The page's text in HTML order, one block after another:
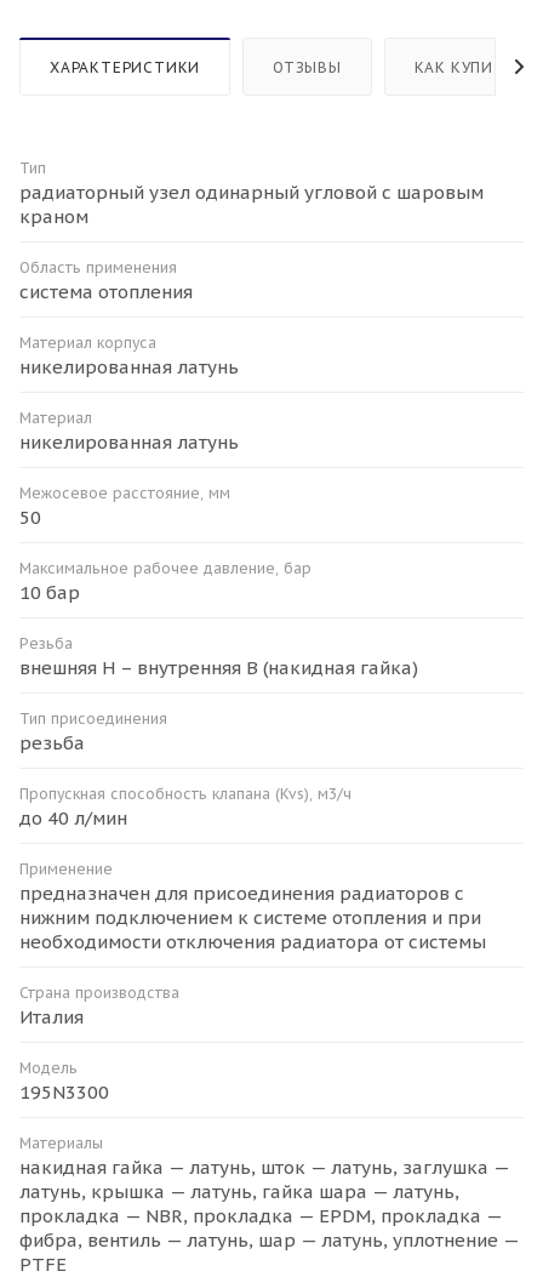
ХАРАКТЕРИСТИКИ ОТЗЫВЫ КАК КУПИТЬ
Тип
радиаторный узел одинарный угловой с шаровым
краном
Область применения
система отопления
Материал корпуса
никелированная латунь
Материал
никелированная латунь
Межосевое расстояние, мм
50
Максимальное рабочее давление, бар
10 бар
Резьба
внешняя H – внутренняя B (накидная гайка)
Тип присоединения
резьба
Пропускная способность клапана (Kvs), м3/ч
до 40 л/мин
Применение
предназначен для присоединения радиаторов с
нижним подключением к системе отопления и при
необходимости отключения радиатора от системы
Страна производства
Италия
Модель
195N3300
Материалы
накидная гайка — латунь, шток — латунь, заглушка —
латунь, крышка — латунь, гайка шара — латунь,
прокладка — NBR, прокладка — EPDM, прокладка —
фибра, вентиль — латунь, шар — латунь, уплотнение —
PTFE